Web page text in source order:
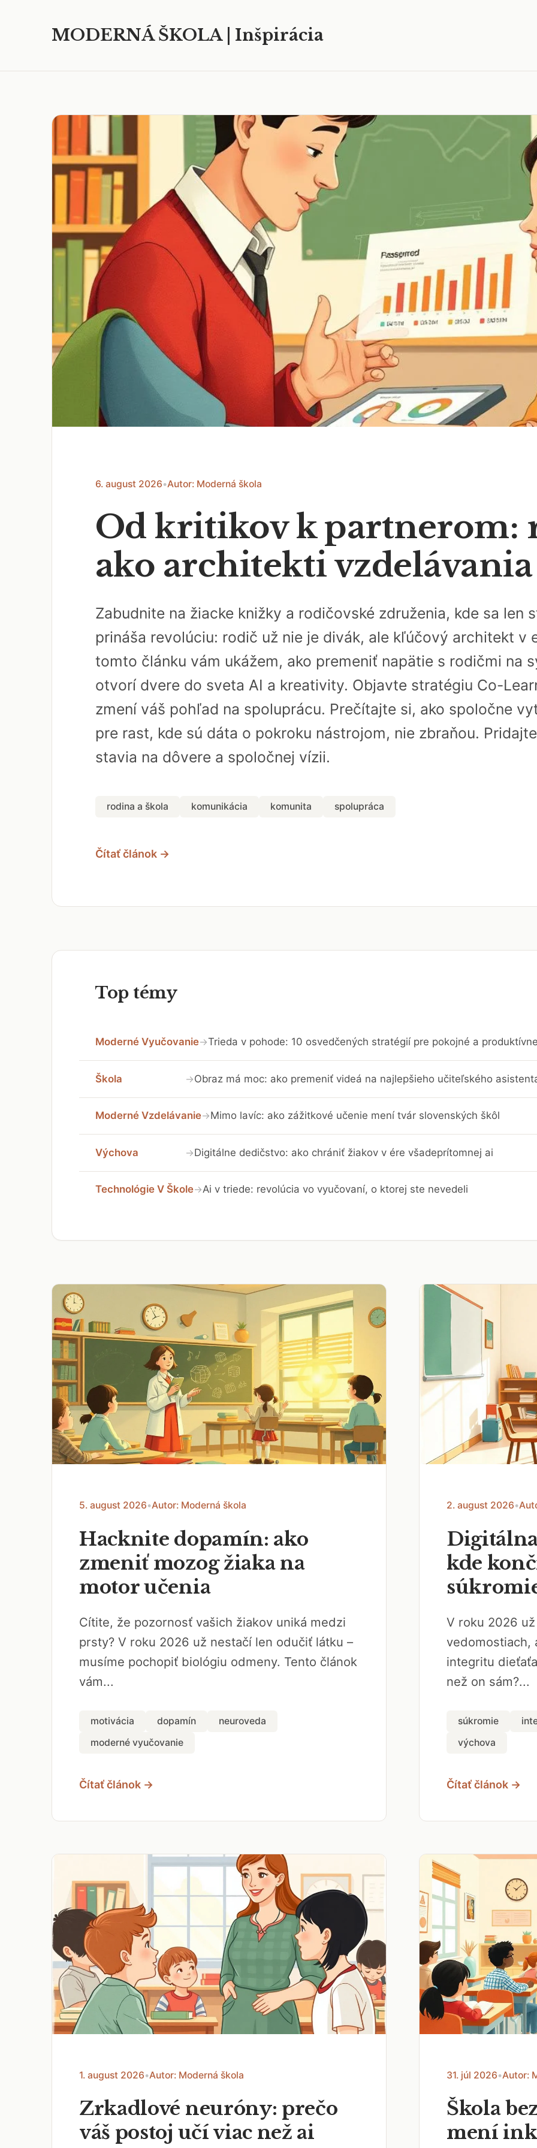
MODERNÁ ŠKOLA | Inšpirácia
6. august 2026•Autor: Moderná škola
Od kritikov k partnerom:
ako architekti
Zabudnite na žiacke knižky a rodičovské združenia, kde sa len
prináša revolúciu: rodič už nie je divák, ale kľúčový architekt v
tomto článku vám ukážem, ako premeniť napätie s rodičmi na
otvorí dvere do sveta AI a kreativity. Objavte stratégiu Co-
zmení váš pohľad na spoluprácu. Prečítajte si, ako spoločne
pre rast, kde sú dáta o pokroku nástrojom, nie zbraňou.
stavia na dôvere a spoločnej vízii.
rodina a škola komunikácia komunita spolupráca
Čítať článok →
Top témy
Moderné Vyučovanie→Trieda v pohode: 10 osvedčených stratégií pre pokojné a
Škola →Obraz má moc: ako premeniť videá na najlepšieho učiteľského
Moderné Vzdelávanie→Mimo lavíc: ako zážitkové učenie mení tvár slovenských škôl
Výchova →Digitálne dedičstvo: ako chrániť žiakov v ére všadeprítomnej ai
Technológie V Škole→Ai v triede: revolúcia vo vyučovaní, o ktorej ste nevedeli
5. august 2026•Autor: Moderná škola
Hacknite dopamín: ako
zmeniť mozog žiaka na
motor učenia
Cítite, že pozornosť vašich žiakov uniká medzi
prsty? V roku 2026 už nestačí len odučiť látku –
musíme pochopiť biológiu odmeny. Tento článok
vám...
motivácia dopamín
neuroveda
moderné vyučovanie
Čítať článok →
2. august 2026•
kde
V roku 2026
vedomostiach,
integritu
než on sám?...
súkromie
výchova
Čítať článok →
1. august 2026•Autor: Moderná škola
Zrkadlové neuróny: prečo
váš postoj učí viac než ai
31. júl 2026•Autor:
Škola
mení